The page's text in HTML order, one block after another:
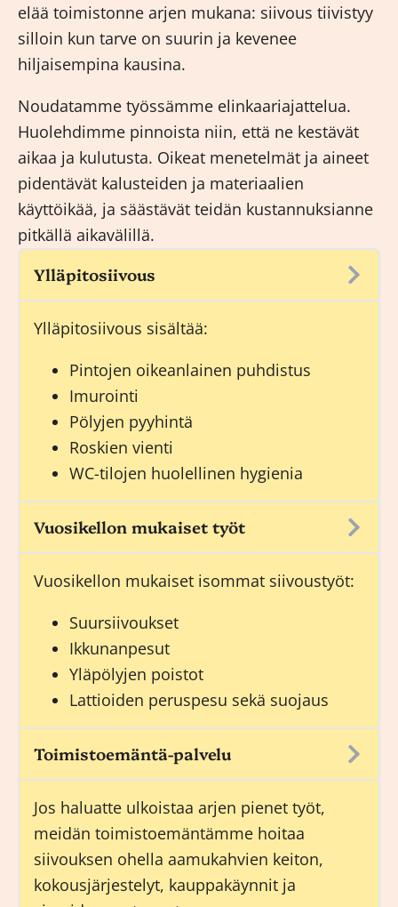
elää toimistonne arjen mukana: siivous tiivistyy
silloin kun tarve on suurin ja kevenee
hiljaisempina kausina.
Noudatamme työssämme elinkaariajattelua.
Huolehdimme pinnoista niin, että ne kestävät
aikaa ja kulutusta. Oikeat menetelmät ja aineet
pidentävät kalusteiden ja materiaalien
käyttöikää, ja säästävät teidän kustannuksianne
pitkällä aikavälillä.
Ylläpitosiivous
Ylläpitosiivous sisältää:
Pintojen oikeanlainen puhdistus
Imurointi
Pölyjen pyyhintä
Roskien vienti
WC-tilojen huolellinen hygienia
Vuosikellon mukaiset työt
Vuosikellon mukaiset isommat siivoustyöt:
Suursiivoukset
Ikkunanpesut
Yläpölyjen poistot
Lattioiden peruspesu sekä suojaus
Toimistoemäntä-palvelu
Jos haluatte ulkoistaa arjen pienet työt,
meidän toimistoemäntämme hoitaa
siivouksen ohella aamukahvien keiton,
kokousjärjestelyt, kauppakäynnit ja